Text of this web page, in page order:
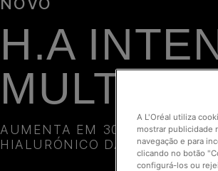
H.A
AUMENTA EM 30% OS NÍVEIS
HIALURÓNICO DA PELE
A L'Oréal utiliza
mostrar publicidade
navegação e para
clicando no botão
configurá-los ou